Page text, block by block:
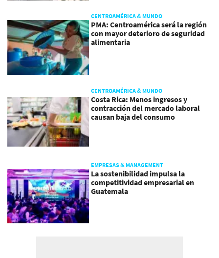
CENTROAMÉRICA & MUNDO
PMA: Centroamérica será la región
con mayor deterioro de seguridad
alimentaria
CENTROAMÉRICA & MUNDO
Costa Rica: Menos ingresos y
contracción del mercado laboral
causan baja del consumo
EMPRESAS & MANAGEMENT
La sostenibilidad impulsa la
competitividad empresarial en
Guatemala